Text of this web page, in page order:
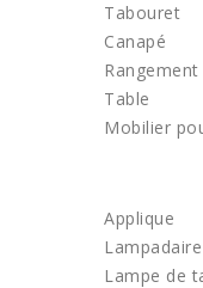
Tabouret
Canapé
Rangement
Table
Mobilier
Applique
Lampadaire
Lampe de